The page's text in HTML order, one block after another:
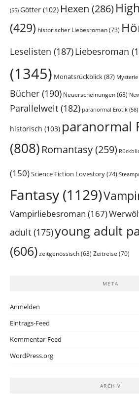
(55) Götter (102) Hexen (286)
(429) historischer Liebesroman(73)
Leselisten (187)Liebesroman
(1345) Monatsrückblick(87)
Bücher (190) Neuerscheinungen(68)
Parallelwelt (182) paranormal Erotik (58)
historisch (103) paranormal
(808) Romantasy(259)
(150)Science Fiction Lovestory(74)
Fantasy (1129)
Vampirliebesroman (167)
adult (175)young adult
(606) zeitgenössisch (63) Zeitreise (70)
META
Anmelden
Eintrags-Feed
Kommentar-Feed
WordPress.org
ARCHIV